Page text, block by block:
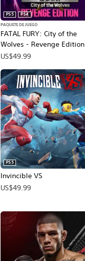
FATAL FURY: City of the
Wolves - Revenge Edition
PS5
PS4
PAQUETE DE JUEGO
US$49.99
Invincible VS
PS5
US$49.99